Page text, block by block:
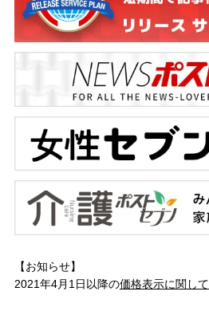
【お知らせ】
2021年4月1日以降の価格表示に関して